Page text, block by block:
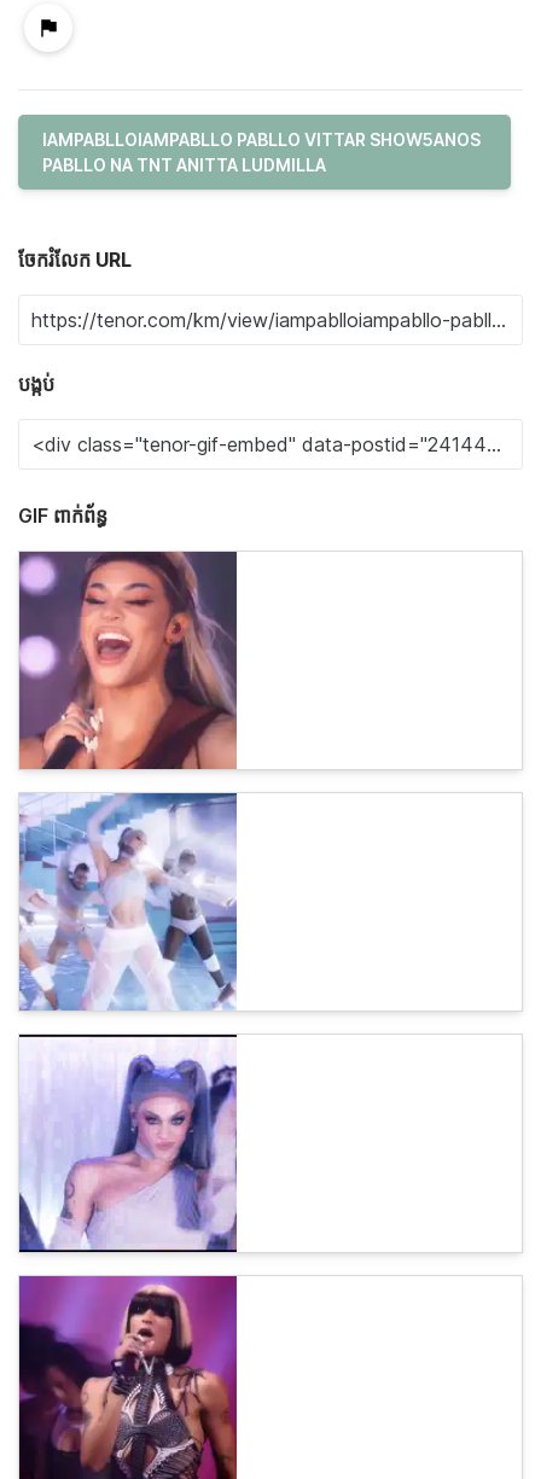
IAMPABLLOIAMPABLLO PABLLO VITTAR SHOW5ANOS
PABLLO NA TNT ANITTA LUDMILLA
ចែករំលែក URL
បង្កប់
GIF ពាក់ព័ន្ធ